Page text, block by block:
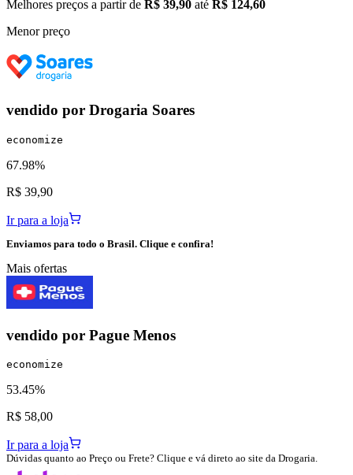
Melhores preços a partir de R$ 39,90 até R$ 124,60
Menor preço
vendido por Drogaria Soares
economize
67.98%
R$ 39,90
Ir para a loja
Enviamos para todo o Brasil. Clique e confira!
Mais ofertas
vendido por Pague Menos
economize
53.45%
R$ 58,00
Ir para a loja
Dúvidas quanto ao Preço ou Frete? Clique e vá direto ao site da Drogaria.